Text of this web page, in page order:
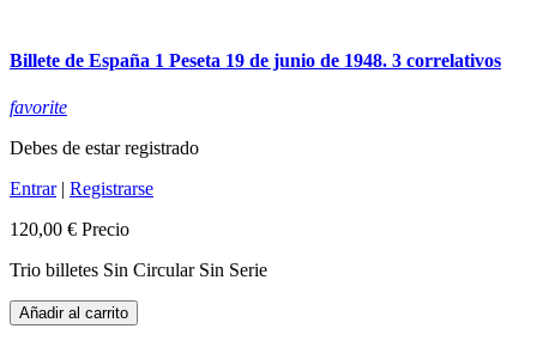
Billete de España 1 Peseta 19 de junio de 1948. 3 correlativos
favorite
Debes de estar registrado
Entrar| Registrarse
120,00 € Precio
Trio billetes Sin Circular Sin Serie
Añadir al carrito